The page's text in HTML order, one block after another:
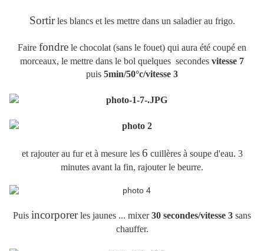
Sortirles blancs et les mettre dans un saladier au frigo.
Faire fondre le chocolat (sans le fouet) qui aura été coupé en
morceaux, le mettre dans le bol quelques secondes vitesse 7
puis 5min/50°c/vitesse 3
et rajouter au fur et à mesure les 6 cuillères à soupe d'eau. 3
minutes avant la fin, rajouter le beurre.
Puis incorporerles jaunes ... mixer30 secondes/vitesse 3 sans
chauffer.